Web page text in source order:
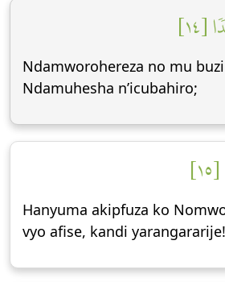
Ndamworohereza no mu
Ndamuhesha n’icubahiro;
Hanyuma akipfuza ko
vyo afise, kandi yarangararije!